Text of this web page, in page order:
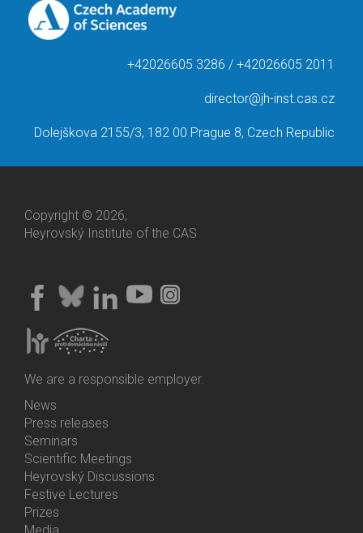
+42026605 3286 / +42026605 2011
director@jh-inst.cas.cz
Dolejškova 2155/3, 182 00 Prague 8, Czech Republic
Copyright © 2026,
Heyrovský Institute of the CAS
We are a responsible employer.
Bottom
Menu
Activities
News
Press releases
Seminars
Scientific Meetings
Heyrovský Discussions
Festive Lectures
Prizes